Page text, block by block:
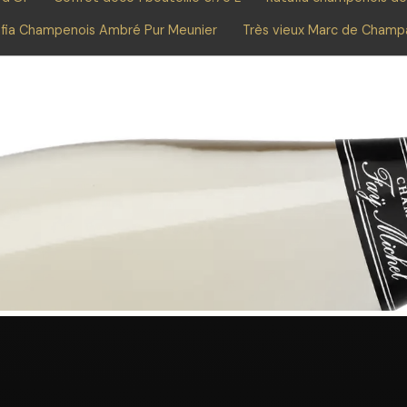
Champenois Ambré Pur Meunier
Très vieux Marc de